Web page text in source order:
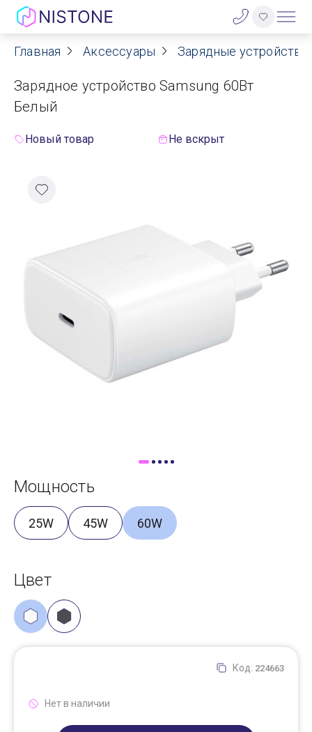
Акции
О нас
Контакты
Гарантия
Оплата
Доставка
Самовывоз
Главная Аксессуары Зарядные устройства
Зарядное устройство Samsung 60Вт
Белый
Новый товар Не вскрыт
Мощность
25W 45W 60W
Цвет
Код: 224663
Нет в наличии